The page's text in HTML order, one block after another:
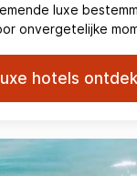
luxe
onvergetelijke
hotels